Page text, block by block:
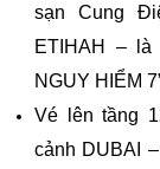
sạn Cung
ETIHAH – là
NGUY HIỂM
Vé lên tầng
cảnh DUBAI